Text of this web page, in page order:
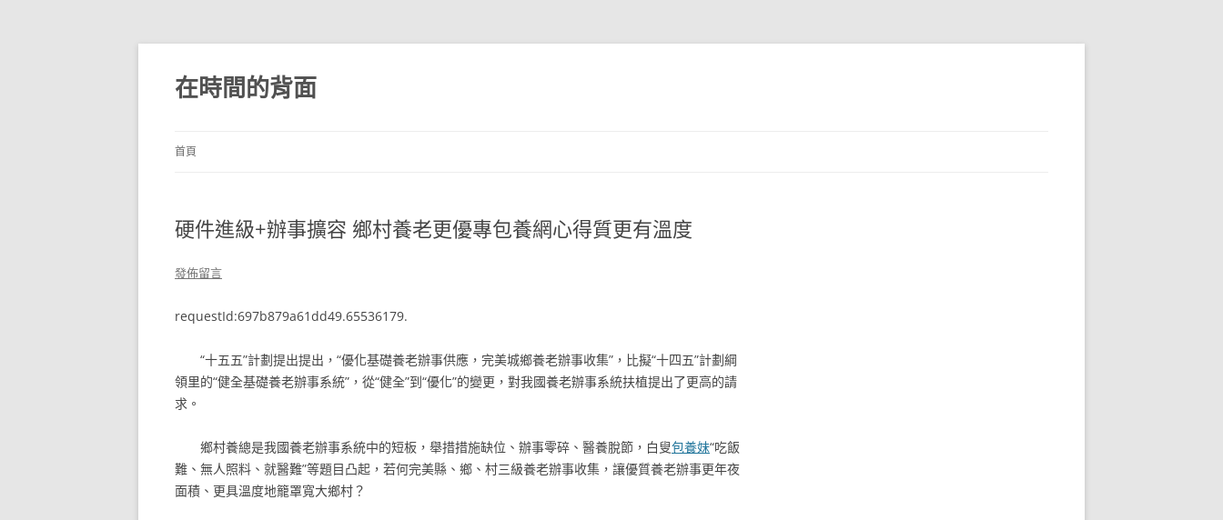
跳
主
要
內
在時間的背面
首頁
硬件進級+辦事擴容 鄉村養老更優專包養網心得質更有溫度
發佈留言
requestId:697b879a61dd49.65536179.
“十五五”計劃提出提出，“優化基礎養老辦事供應，完美城鄉養老辦事收集”，比擬“十四五”計劃綱
領里的“健全基礎養老辦事系統”，從“健全”到“優化”的變更，對我國養老辦事系統扶植提出了更高的請
求。
鄉村養總是我國養老辦事系統中的短板，舉措措施缺位、辦事零碎、醫養脫節，白叟包養妹“吃飯
難、無人照料、就醫難”等題目凸起，若何完美縣、鄉、村三級養老辦事收集，讓優質養老辦事更年夜
面積、更具溫度地籠罩寬大鄉村？